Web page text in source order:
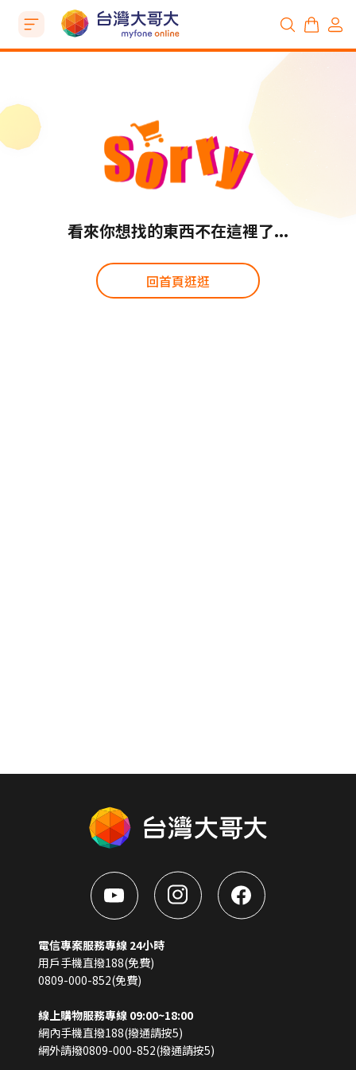
看來你想找的東西不在這裡了...
回首頁逛逛
電信專案服務專線 24小時
用戶手機直撥188(免費)
0809-000-852(免費)
線上購物服務專線 09:00~18:00
網內手機直撥188(撥通請按5)
網外請撥0809-000-852(撥通請按5)